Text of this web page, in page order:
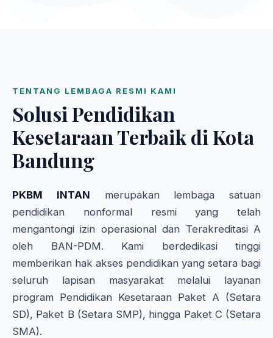
TENTANG LEMBAGA RESMI KAMI
Solusi Pendidikan
Kesetaraan Terbaik di Kota
Bandung
PKBM INTAN merupakan lembaga satuan
pendidikan nonformal resmi yang telah
mengantongi izin operasional dan Terakreditasi A
oleh BAN-PDM. Kami berdedikasi tinggi
memberikan hak akses pendidikan yang setara bagi
seluruh lapisan masyarakat melalui layanan
program Pendidikan Kesetaraan Paket A (Setara
SD), Paket B (Setara SMP), hingga Paket C (Setara
SMA).